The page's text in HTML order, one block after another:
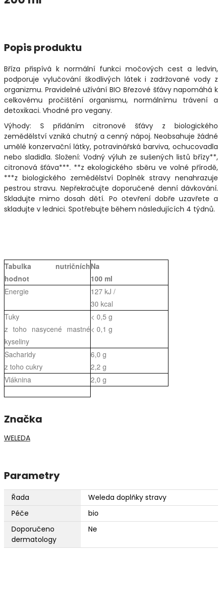
Popis produktu
Bříza přispívá k normální funkci močových cest a ledvin,
podporuje vylučování škodlivých látek i zadržované vody z
organizmu. Pravidelné užívání BIO Březové šťávy napomáhá k
celkovému pročištění organismu, normálnímu trávení a
detoxikaci. Vhodné pro vegany.
Výhody: S přidáním citronové šťávy z biologického
zemědělství vzniká chutný a cenný nápoj. Neobsahuje žádné
umělé konzervační látky, potravinářská barviva, ochucovadla
nebo sladidla. Složení: Vodný výluh ze sušených listů břízy**,
citronová šťáva***. **z ekologického sběru ve volné přírodě,
***z biologického zemědělství Doplněk stravy nenahrazuje
pestrou stravu. Nepřekračujte doporučené denní dávkování.
Skladujte mimo dosah dětí. Po otevření dobře uzavřete a
skladujte v lednici. Spotřebujte během následujících 4 týdnů.
Tabulka nutričních
hodnot
Na
100 ml
Energie
127 kJ /
30 kcal
Tuky
< 0,5 g
z toho nasycené mastné
kyseliny
< 0,1 g
Sacharidy
6,0 g
z toho cukry
2,2 g
Vláknina
2,0 g
Značka
WELEDA
Parametry
Řada
Weleda doplňky stravy
Péče
bio
Doporučeno
dermatology
Ne